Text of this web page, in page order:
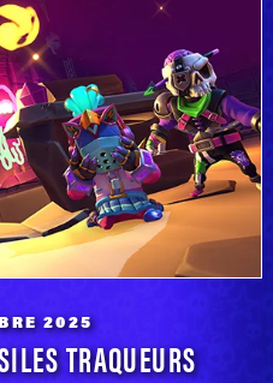
2025
TRAQUEURS